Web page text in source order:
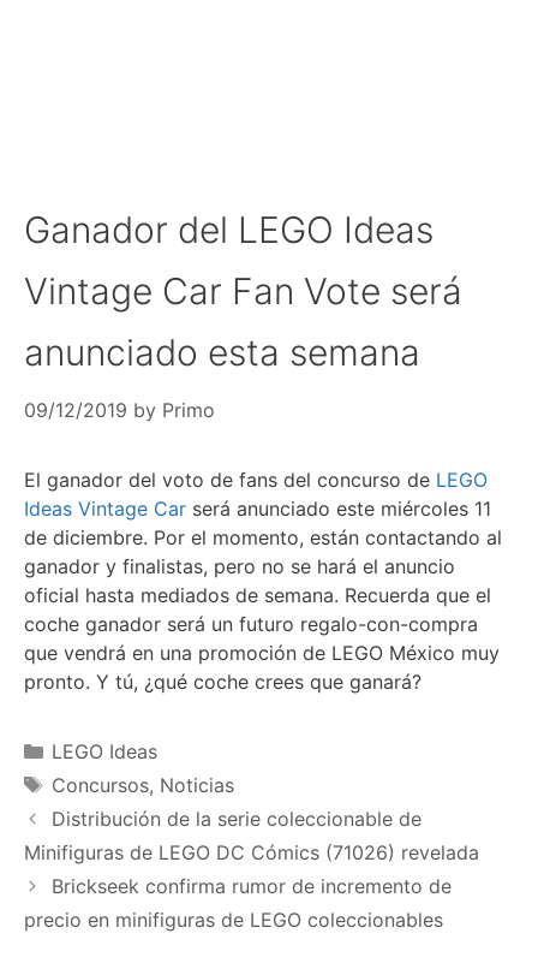
Ganador del LEGO Ideas
Vintage Car Fan Vote será
anunciado esta semana
09/12/2019 by Primo
El ganador del voto de fans del concurso de LEGO
Ideas Vintage Car será anunciado este miércoles 11
de diciembre. Por el momento, están contactando al
ganador y finalistas, pero no se hará el anuncio
oficial hasta mediados de semana. Recuerda que el
coche ganador será un futuro regalo-con-compra
que vendrá en una promoción de LEGO México muy
pronto. Y tú, ¿qué coche crees que ganará?
Categories
LEGO Ideas
Tags
Concursos, Noticias
Distribución de la serie coleccionable de
Minifiguras de LEGO DC Cómics (71026) revelada
Brickseek confirma rumor de incremento de
precio en minifiguras de LEGO coleccionables